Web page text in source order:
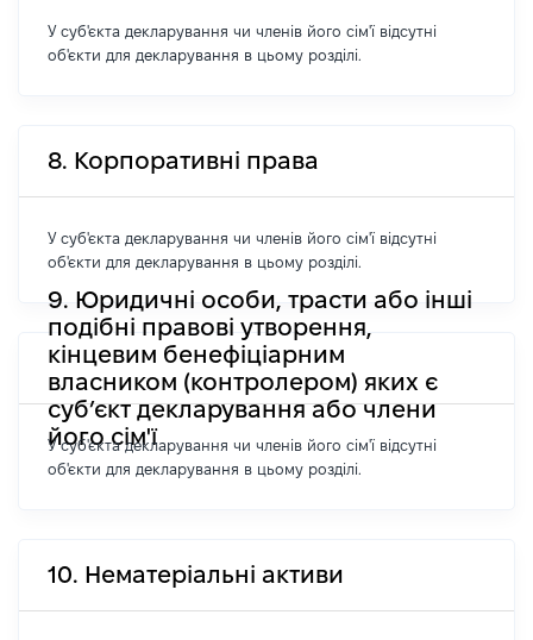
У суб'єкта декларування чи членів його сім'ї відсутні
об'єкти для декларування в цьому розділі.
8. Корпоративні права
У суб'єкта декларування чи членів його сім'ї відсутні
об'єкти для декларування в цьому розділі.
9. Юридичні особи, трасти або інші
подібні правові утворення,
кінцевим бенефіціарним
власником (контролером) яких є
суб’єкт декларування або члени
його сім'ї
У суб'єкта декларування чи членів його сім'ї відсутні
об'єкти для декларування в цьому розділі.
10. Нематеріальні активи